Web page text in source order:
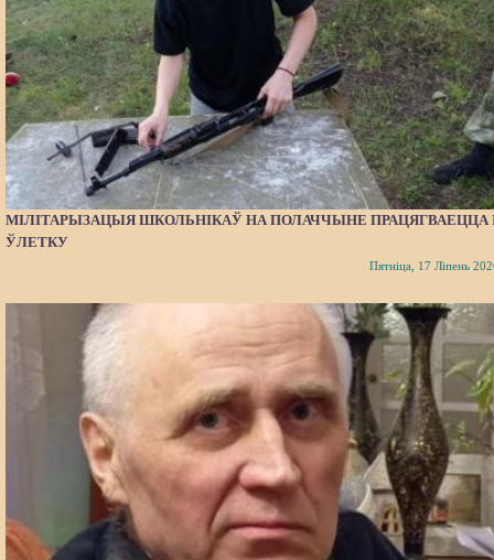
МІЛІТАРЫЗАЦЫЯ ШКОЛЬНІКАЎ НА ПОЛАЧЧЫНЕ ПРАЦЯГВАЕЦЦА
ЎЛЕТКУ
Пятніца, 17 Ліпень